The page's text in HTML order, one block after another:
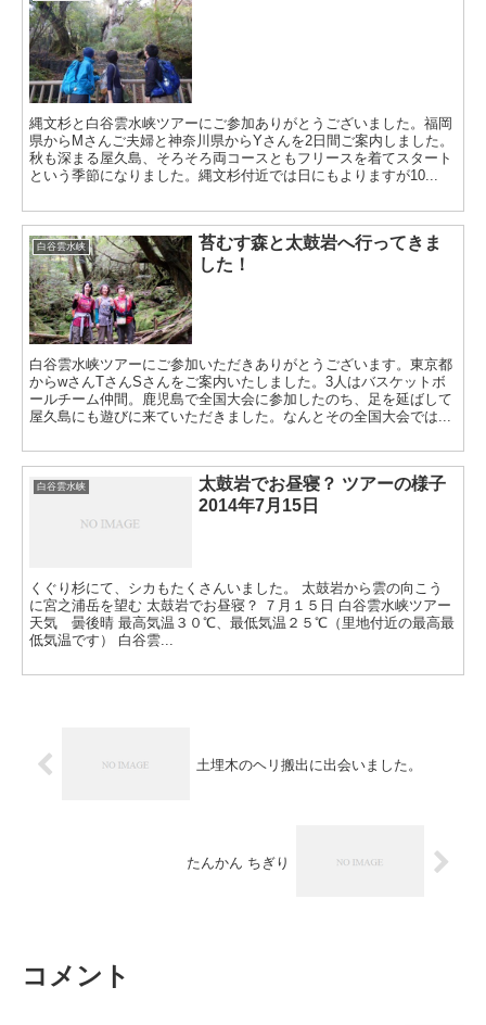
縄文杉と白谷雲水峡ツアーにご参加ありがとうございました。福岡
県からMさんご夫婦と神奈川県からYさんを2日間ご案内しました。
秋も深まる屋久島、そろそろ両コースともフリースを着てスタート
という季節になりました。縄文杉付近では日にもよりますが10...
白谷雲水峡
苔むす森と太鼓岩へ行ってきま
した！
白谷雲水峡ツアーにご参加いただきありがとうございます。東京都
からwさんTさんSさんをご案内いたしました。3人はバスケットボ
ールチーム仲間。鹿児島で全国大会に参加したのち、足を延ばして
屋久島にも遊びに来ていただきました。なんとその全国大会では...
白谷雲水峡
太鼓岩でお昼寝？ ツアーの様子
2014年7月15日
くぐり杉にて、シカもたくさんいました。 太鼓岩から雲の向こう
に宮之浦岳を望む 太鼓岩でお昼寝？ ７月１５日 白谷雲水峡ツアー
天気 曇後晴 最高気温３０℃、最低気温２５℃（里地付近の最高最
低気温です） 白谷雲...
土埋木のヘリ搬出に出会いました。
たんかん ちぎり
コメント